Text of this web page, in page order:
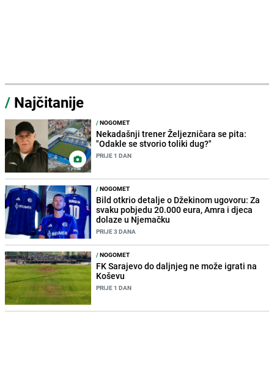
/ Najčitanije
/NOGOMET
Nekadašnji trener Željezničara se pita:
"Odakle se stvorio toliki dug?"
PRIJE 1 DAN
/NOGOMET
Bild otkrio detalje o Džekinom ugovoru: Za
svaku pobjedu 20.000 eura, Amra i djeca
dolaze u Njemačku
PRIJE 3 DANA
/NOGOMET
FK Sarajevo do daljnjeg ne može igrati na
Koševu
PRIJE 1 DAN